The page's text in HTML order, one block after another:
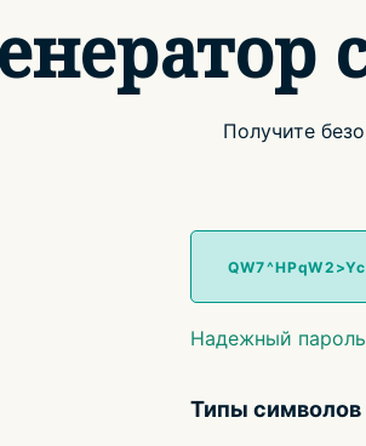
Получите
Надежный
Типы символов